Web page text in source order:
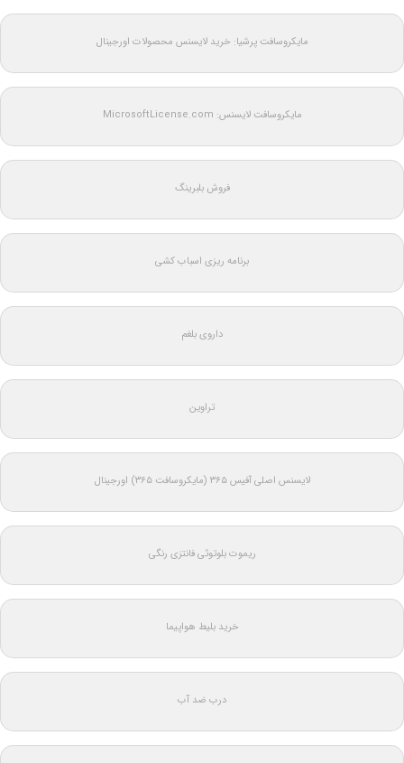
مایکروسافت پرشیا: خرید لایسنس محصولات اورجینال
مایکروسافت لایسنس: MicrosoftLicense.com
فروش بلبرینگ
برنامه ریزی اسباب کشی
داروی بلغم
تراوین
لایسنس اصلی آفیس ۳۶۵ (مایکروسافت ۳۶۵) اورجینال
ریموت بلوتوثی فانتزی رنگی
خرید بلیط هواپیما
درب ضد آب